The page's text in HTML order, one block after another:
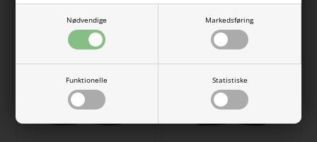
Nødvendige Markedsføring
Funktionelle Statistiske